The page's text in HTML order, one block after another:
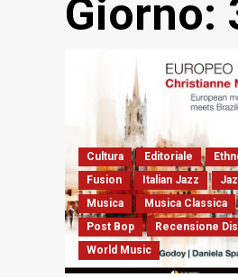
Giorno:
Cultura Editoriale
Fusion
Italian Jazz
Musica
Musica Classica
Post Bop
Recensione
World Music